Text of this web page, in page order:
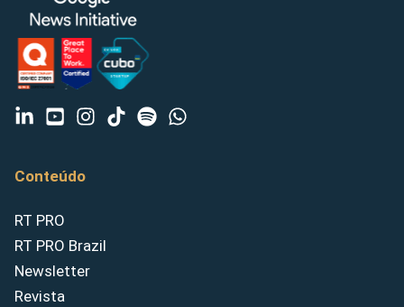
Conteúdo
RT PRO
RT PRO Brazil
Newsletter
Revista